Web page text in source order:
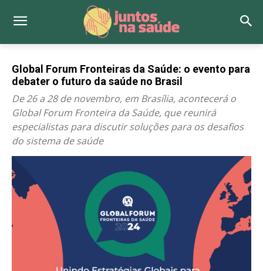
Global Forum Fronteiras da Saúde: o evento para
debater o futuro da saúde no Brasil
De 26 a 28 de novembro, em Brasília, acontecerá o
Global Forum Fronteira da Saúde, que reunirá
especialistas para discutir soluções para os desafios
do sistema de saúde